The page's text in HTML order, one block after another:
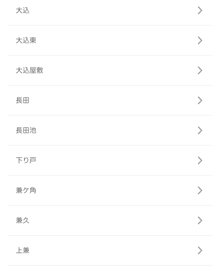
大込
大込東
大込屋敷
長田
長田池
下り戸
兼ケ角
兼久
上兼